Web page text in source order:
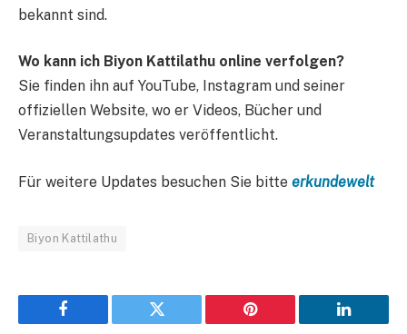
bekannt sind.
Wo kann ich Biyon Kattilathu online verfolgen?
Sie finden ihn auf YouTube, Instagram und seiner
offiziellen Website, wo er Videos, Bücher und
Veranstaltungsupdates veröffentlicht.
Für weitere Updates besuchen Sie bitte erkundewelt
Biyon Kattilathu
Facebook Twitter Pinterest LinkedIn